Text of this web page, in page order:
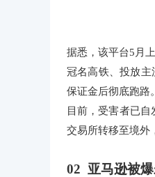
据悉，该平台5月
冠名高铁、投放主
保证金后彻底跑路。
目前，受害者已
交易所转移至境外
02 亚马逊被